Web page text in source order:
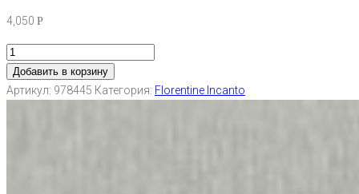
4,050 Р
Добавить в корзину
Артикул: 978445 Категория: Florentine Incanto